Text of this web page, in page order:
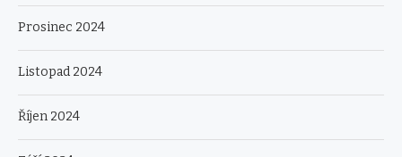
Prosinec 2024
Listopad 2024
Říjen 2024